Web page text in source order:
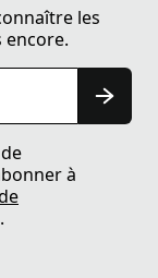
les
encore.
à